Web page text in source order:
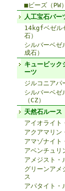
■ビーズ（PW）
人工宝石パー
14kgfベゼル
石）
シルバーベゼ
成石）
キュービック
ーツ
ジルコニアパ
シルバーベゼ
（CZ）
天然石ルース
アイオライト
アクアマリン
アマゾナイト
アベンチュリ
アメジスト・
グリーンアメ
ス
アパタイト・